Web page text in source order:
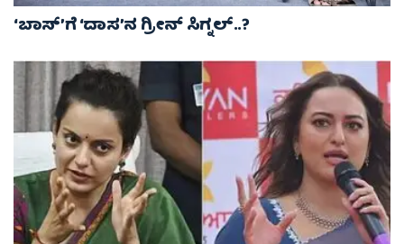
‘ಬಾಸ್’ಗೆ ‘ದಾಸ’ನ ಗ್ರೀನ್ ಸಿಗ್ನಲ್..?